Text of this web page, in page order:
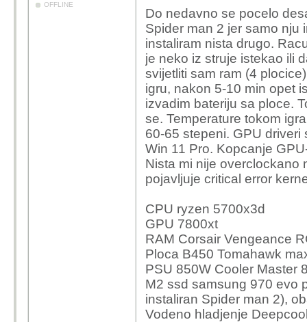
OFFLINE
Do nedavno se pocelo
Spider man 2 jer samo nju
instaliram nista drugo.
je neko iz struje istekao ili
svijetliti sam ram (4
igru, nakon 5-10 min opet
izvadim bateriju sa ploce.
se. Temperature tokom
60-65 stepeni. GPU
Win 11 Pro. Kopcanje
Nista mi nije overclockano
pojavljuje critical error
CPU ryzen 5700x3d
GPU 7800xt
RAM Corsair Vengeance
Ploca B450 Tomahawk
PSU 850W Cooler Master
M2 ssd samsung 970 evo
instaliran Spider man 2),
Vodeno hladjenje